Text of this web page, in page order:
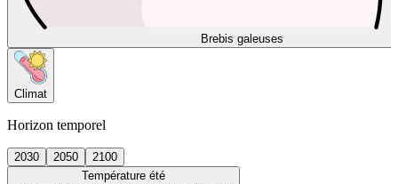
Brebis galeuses
Climat
Horizon temporel
2030 2050
2100
Température été